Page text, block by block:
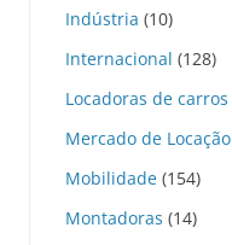
Indústria (10)
Internacional (128)
Locadoras de carros
Mercado de Locação
Mobilidade (154)
Montadoras (14)